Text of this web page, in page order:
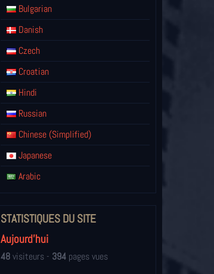
Bulgarian
Danish
Czech
Croatian
Hindi
Russian
Chinese (Simplified)
Japanese
Arabic
STATISTIQUES DU SITE
Aujourd'hui
48visiteurs - 394pages vues